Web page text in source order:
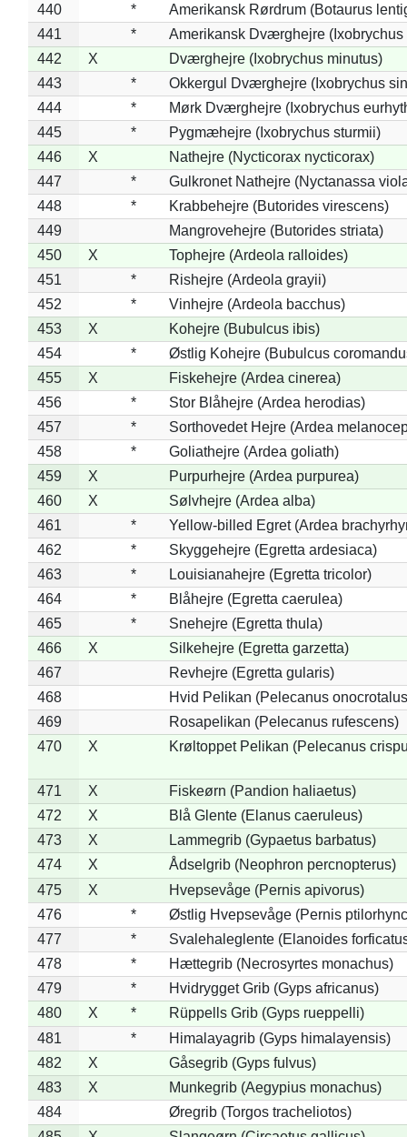
440
*
Amerikansk Rørdrum (Botaurus
441
*
Amerikansk Dværghejre (Ixobrychus
442
X
Dværghejre (Ixobrychus minutus)
443
*
Okkergul Dværghejre (Ixobrychus
444
*
Mørk Dværghejre (Ixobrychus
445
*
Pygmæhejre (Ixobrychus sturmii)
446
X
Nathejre (Nycticorax nycticorax)
447
*
Gulkronet Nathejre (Nyctanassa
448
*
Krabbehejre (Butorides virescens)
449
Mangrovehejre (Butorides striata)
450
X
Tophejre (Ardeola ralloides)
451
*
Rishejre (Ardeola grayii)
452
*
Vinhejre (Ardeola bacchus)
453
X
Kohejre (Bubulcus ibis)
454
*
Østlig Kohejre (Bubulcus
455
X
Fiskehejre (Ardea cinerea)
456
*
Stor Blåhejre (Ardea herodias)
457
*
Sorthovedet Hejre (Ardea
458
*
Goliathejre (Ardea goliath)
459
X
Purpurhejre (Ardea purpurea)
460
X
Sølvhejre (Ardea alba)
461
*
Yellow-billed Egret (Ardea
462
*
Skyggehejre (Egretta ardesiaca)
463
*
Louisianahejre (Egretta tricolor)
464
*
Blåhejre (Egretta caerulea)
465
*
Snehejre (Egretta thula)
466
X
Silkehejre (Egretta garzetta)
467
Revhejre (Egretta gularis)
468
Hvid Pelikan (Pelecanus
469
Rosapelikan (Pelecanus rufescens)
470
X Krøltoppet Pelikan (Pelecanus
471 X
Fiskeørn (Pandion haliaetus)
472
X
Blå Glente (Elanus caeruleus)
473
X
Lammegrib (Gypaetus barbatus)
474
X
Ådselgrib (Neophron percnopterus)
475
X
Hvepsevåge (Pernis apivorus)
476
*
Østlig Hvepsevåge (Pernis
477
*
Svalehaleglente (Elanoides
478
*
Hættegrib (Necrosyrtes monachus)
479
*
Hvidrygget Grib (Gyps africanus)
480
X *
Rüppells Grib (Gyps rueppelli)
481
*
Himalayagrib (Gyps himalayensis)
482
X
Gåsegrib (Gyps fulvus)
483
X
Munkegrib (Aegypius monachus)
484
Øregrib (Torgos tracheliotos)